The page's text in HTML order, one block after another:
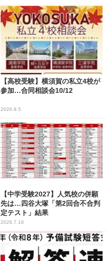
【高校受験】横須賀の私立4校が
参加…合同相談会10/12
2026.8.5
【中学受験2027】人気校の併願
先は…四谷大塚「第2回合不合判
定テスト」結果
2026.7.16